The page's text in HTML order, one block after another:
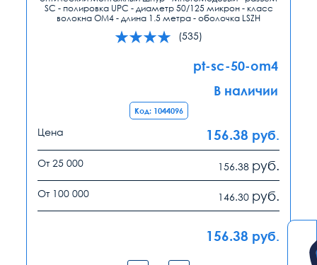
SC - полировка UPC - диаметр 50/125 микрон - класс
волокна OM4 - длина 1.5 метра - оболочка LSZH
(535)
pt-sc-50-om4
В наличии
Код: 1044096
Цена 156.38 руб.
От 25 000 156.38 руб.
От 100 000 146.30 руб.
156.38 руб.